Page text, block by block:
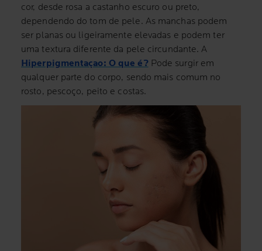
cor, desde rosa a castanho escuro ou preto,
dependendo do tom de pele. As manchas podem
ser planas ou ligeiramente elevadas e podem ter
uma textura diferente da pele circundante. A
Hiperpigmentaçao: O que é?Pode surgir em
qualquer parte do corpo, sendo mais comum no
rosto, pescoço, peito e costas.